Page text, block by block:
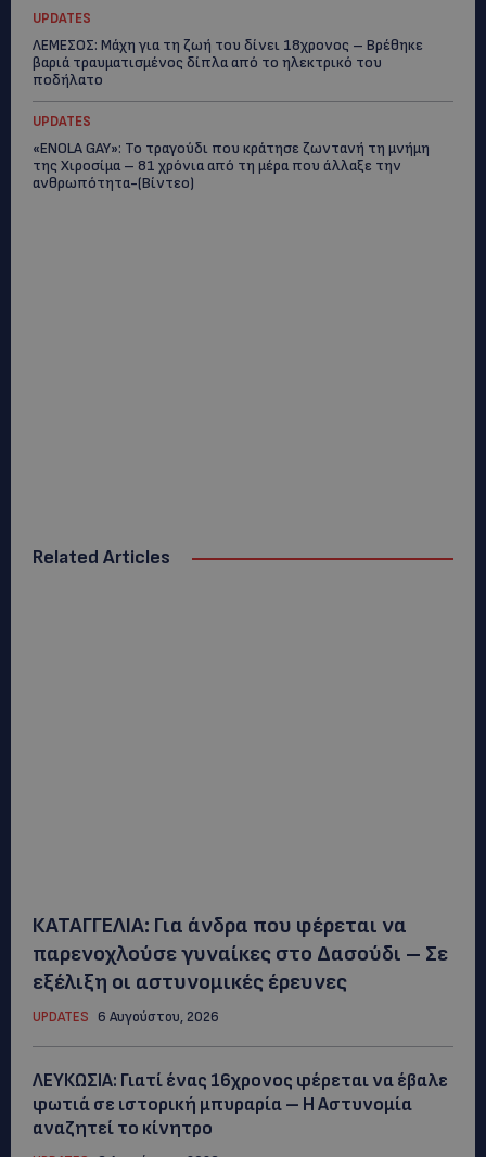
UPDATES
ΛΕΜΕΣΟΣ: Μάχη για τη ζωή του δίνει 18χρονος – Βρέθηκε
βαριά τραυματισμένος δίπλα από το ηλεκτρικό του
ποδήλατο
UPDATES
«ENOLA GAY»: Το τραγούδι που κράτησε ζωντανή τη μνήμη
της Χιροσίμα – 81 χρόνια από τη μέρα που άλλαξε την
ανθρωπότητα-(Bίντεο)
Related Articles
ΚΑΤΑΓΓΕΛΙΑ: Για άνδρα που φέρεται να
παρενοχλούσε γυναίκες στο Δασούδι – Σε
εξέλιξη οι αστυνομικές έρευνες
UPDATES 6 Αυγούστου, 2026
ΛΕΥΚΩΣΙΑ: Γιατί ένας 16χρονος φέρεται να έβαλε
φωτιά σε ιστορική μπυραρία – Η Αστυνομία
αναζητεί το κίνητρο